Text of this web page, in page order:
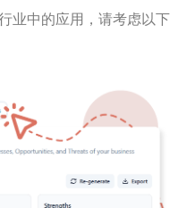
业中的应用，请考虑以下